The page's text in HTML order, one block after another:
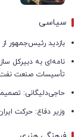
سیاسی
بازدید رئیس‌جمهور
نامه‌ای به دبیرکل
تأسیسات صنعت نفت
حاجی‌دلیگانی:
وزیر دفاع: حرکت